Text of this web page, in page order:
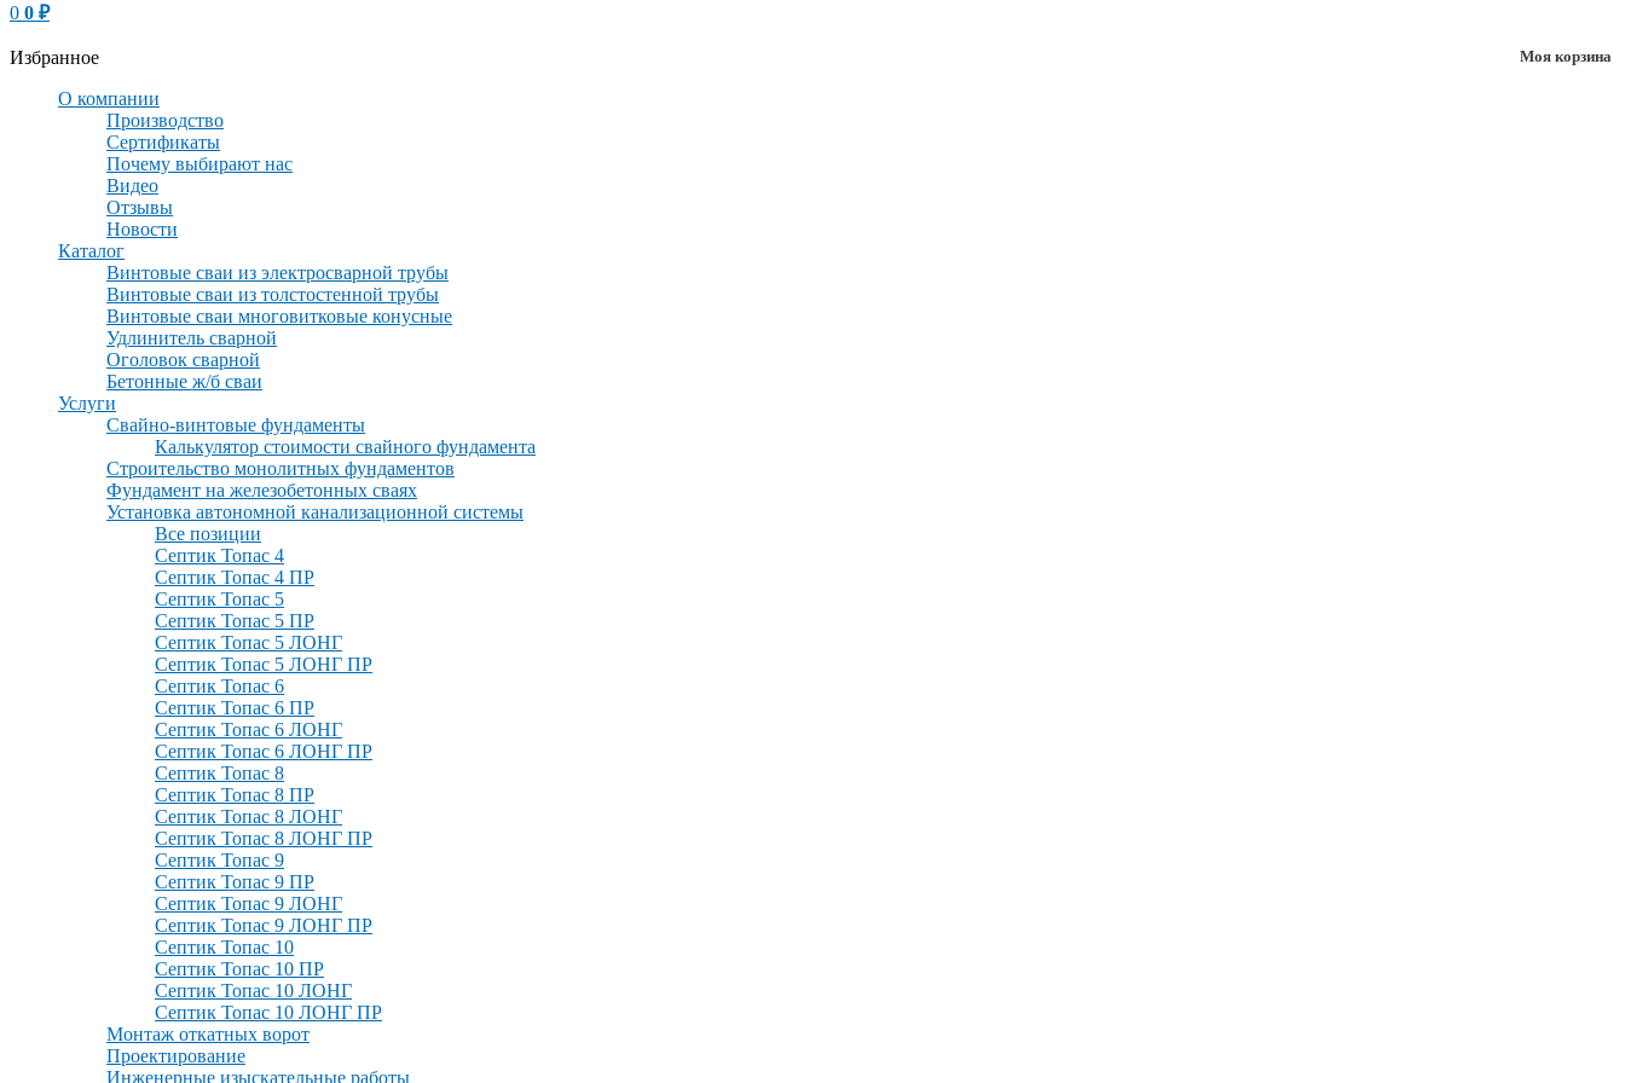
0 0 ₽
Моя корзина
Избранное
О компании
Производство
Сертификаты
Почему выбирают нас
Видео
Отзывы
Новости
Каталог
Винтовые сваи из электросварной трубы
Винтовые сваи из толстостенной трубы
Винтовые сваи многовитковые конусные
Удлинитель сварной
Оголовок сварной
Бетонные ж/б сваи
Услуги
Свайно-винтовые фундаменты
Калькулятор стоимости свайного фундамента
Строительство монолитных фундаментов
Фундамент на железобетонных сваях
Установка автономной канализационной системы
Все позиции
Септик Топас 4
Септик Топас 4 ПР
Септик Топас 5
Септик Топас 5 ПР
Септик Топас 5 ЛОНГ
Септик Топас 5 ЛОНГ ПР
Септик Топас 6
Септик Топас 6 ПР
Септик Топас 6 ЛОНГ
Септик Топас 6 ЛОНГ ПР
Септик Топас 8
Септик Топас 8 ПР
Септик Топас 8 ЛОНГ
Септик Топас 8 ЛОНГ ПР
Септик Топас 9
Септик Топас 9 ПР
Септик Топас 9 ЛОНГ
Септик Топас 9 ЛОНГ ПР
Септик Топас 10
Септик Топас 10 ПР
Септик Топас 10 ЛОНГ
Септик Топас 10 ЛОНГ ПР
Монтаж откатных ворот
Проектирование
Инженерные изыскательные работы